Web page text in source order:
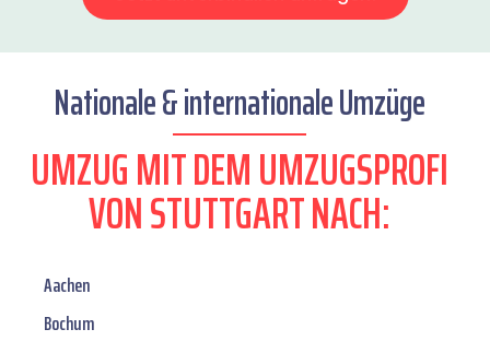
Nationale & internationale Umzüge
UMZUG MIT DEM UMZUGSPROFI
VON STUTTGART NACH:
Aachen
Bochum